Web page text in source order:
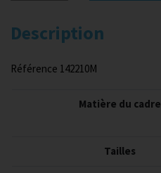
Description
Référence 142210M
Matière du cadre
Tailles